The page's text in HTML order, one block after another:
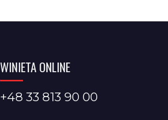
WINIETA ONLINE
+48 33 813 90 00